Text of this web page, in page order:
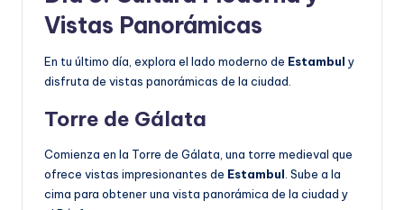
Vistas Panorámicas
En tu último día, explora el lado moderno de Estambul y
disfruta de vistas panorámicas de la ciudad.
Torre de Gálata
Comienza en la Torre de Gálata, una torre medieval que
ofrece vistas impresionantes de Estambul . Sube a la
cima para obtener una vista panorámica de la ciudad y